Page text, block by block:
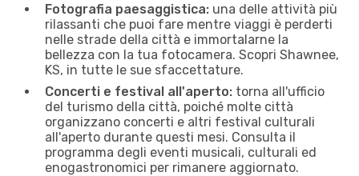
Fotografia paesaggistica: una delle attività più
rilassanti che puoi fare mentre viaggi è perderti
nelle strade della città e immortalarne la
bellezza con la tua fotocamera. Scopri Shawnee,
KS, in tutte le sue sfaccettature.
Concerti e festival all'aperto: torna all'ufficio
del turismo della città, poiché molte città
organizzano concerti e altri festival culturali
all'aperto durante questi mesi. Consulta il
programma degli eventi musicali, culturali ed
enogastronomici per rimanere aggiornato.